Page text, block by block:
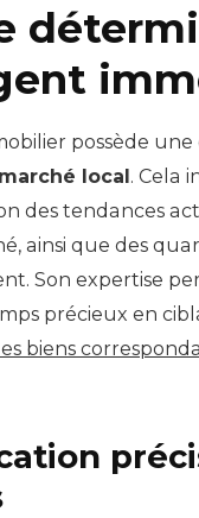
possède une
marché local. Cela
des tendances
ainsi que des
Son expertise
précieux en
les biens